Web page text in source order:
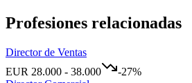
Profesiones relacionadas
Director de Ventas
EUR 28.000 - 38.000 -27%